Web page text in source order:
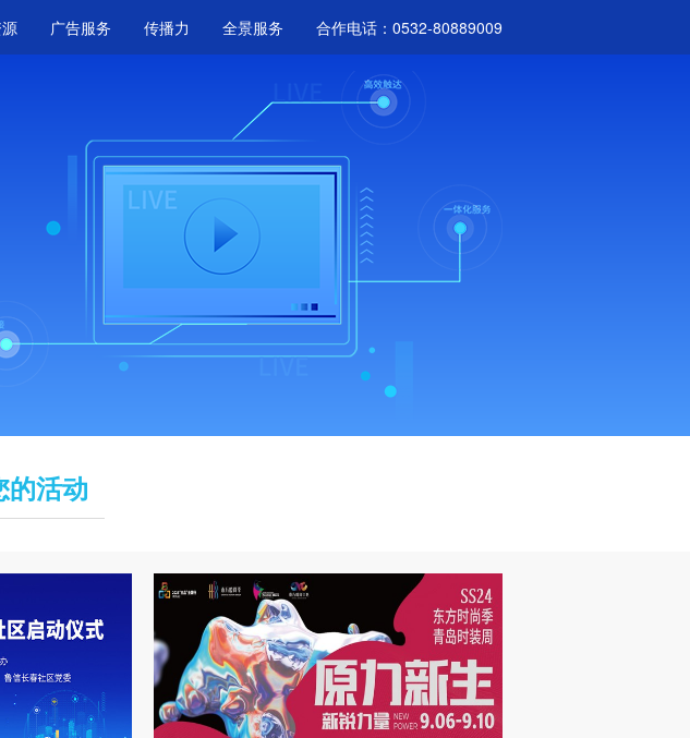
广告服务 传播力 全景服务 合作电话：0532-80889009
的活动